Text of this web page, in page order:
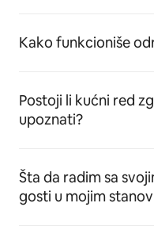
Kako funkcioniše
Postoji li kućni red
upoznati?
Šta da radim sa
gosti u mojim